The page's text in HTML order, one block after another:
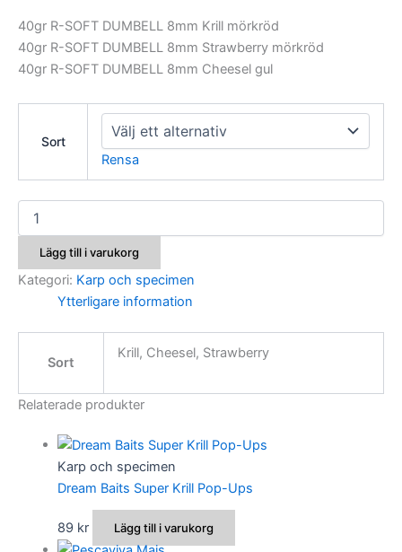
40gr R-SOFT DUMBELL 8mm Krill mörkröd
40gr R-SOFT DUMBELL 8mm Strawberry mörkröd
40gr R-SOFT DUMBELL 8mm Cheesel gul
Sort
Rensa
Maver
Dumbell
mängd
Lägg till i varukorg
Kategori: Karp och specimen
Ytterligare information
Sort
Krill, Cheesel, Strawberry
Relaterade produkter
Karp och specimen
Dream Baits Super Krill Pop-Ups
89 kr Lägg till i varukorg